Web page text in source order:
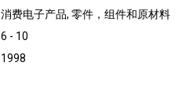
消费电子产品, 零件，组件和原材料
6 - 10
1998